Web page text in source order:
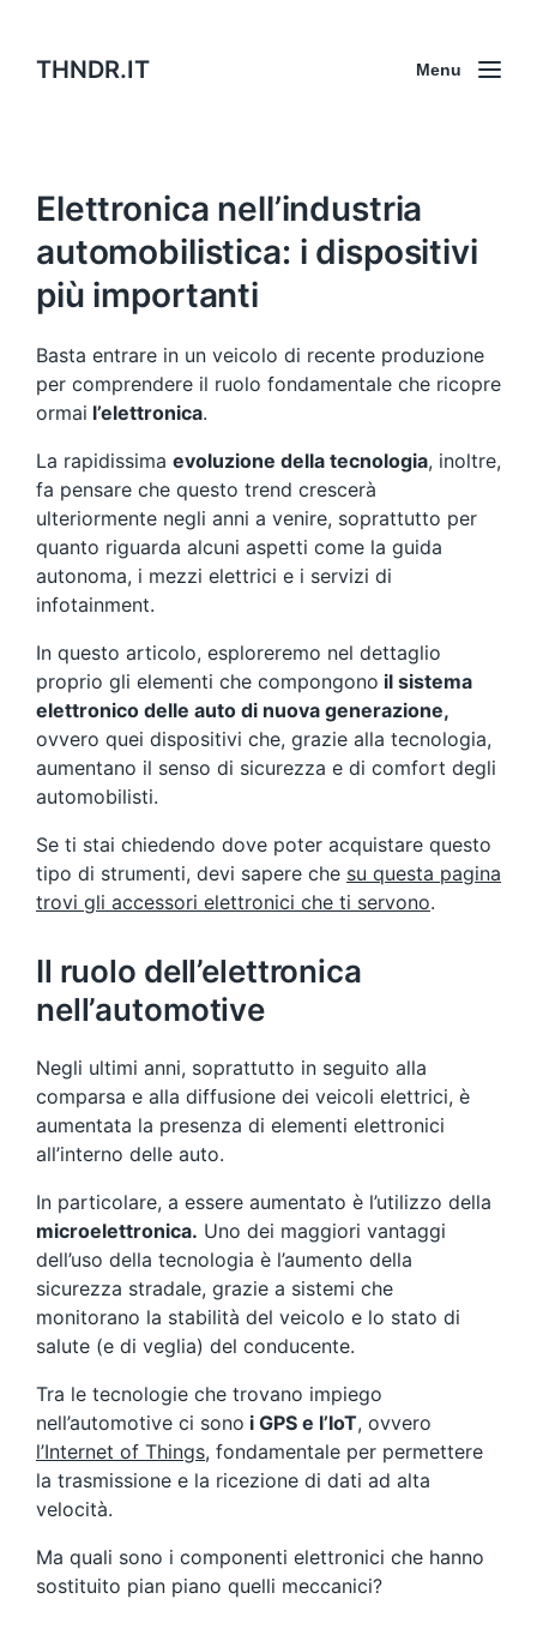
THNDR.IT Menu
Elettronica nell’industria
automobilistica: i dispositivi
più importanti
Basta entrare in un veicolo di recente produzione
per comprendere il ruolo fondamentale che ricopre
ormai l’elettronica.
La rapidissima evoluzione della tecnologia, inoltre,
fa pensare che questo trend crescerà
ulteriormente negli anni a venire, soprattutto per
quanto riguarda alcuni aspetti come la guida
autonoma, i mezzi elettrici e i servizi di
infotainment.
In questo articolo, esploreremo nel dettaglio
proprio gli elementi che compongono il sistema
elettronico delle auto di nuova generazione,
ovvero quei dispositivi che, grazie alla tecnologia,
aumentano il senso di sicurezza e di comfort degli
automobilisti.
Se ti stai chiedendo dove poter acquistare questo
tipo di strumenti, devi sapere che su questa pagina
trovi gli accessori elettronici che ti servono.
Il ruolo dell’elettronica
nell’automotive
Negli ultimi anni, soprattutto in seguito alla
comparsa e alla diffusione dei veicoli elettrici, è
aumentata la presenza di elementi elettronici
all’interno delle auto.
In particolare, a essere aumentato è l’utilizzo della
microelettronica. Uno dei maggiori vantaggi
dell’uso della tecnologia è l’aumento della
sicurezza stradale, grazie a sistemi che
monitorano la stabilità del veicolo e lo stato di
salute (e di veglia) del conducente.
Tra le tecnologie che trovano impiego
nell’automotive ci sono i GPS e l’IoT, ovvero
l’Internet of Things, fondamentale per permettere
la trasmissione e la ricezione di dati ad alta
velocità.
Ma quali sono i componenti elettronici che hanno
sostituito pian piano quelli meccanici?